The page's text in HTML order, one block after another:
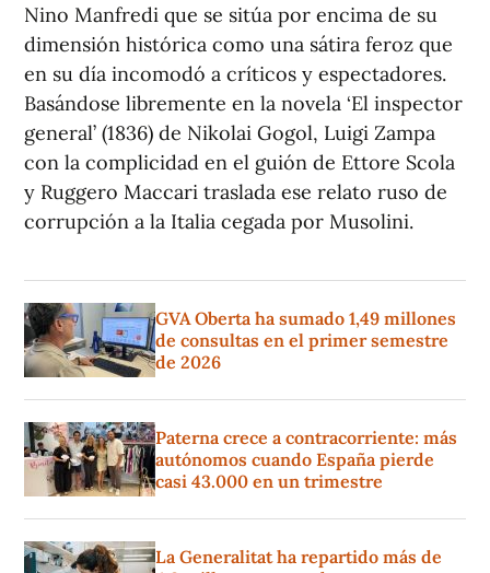
Nino Manfredi que se sitúa por encima de su
dimensión histórica como una sátira feroz que
en su día incomodó a críticos y espectadores.
Basándose libremente en la novela ‘El inspector
general’ (1836) de Nikolai Gogol, Luigi Zampa
con la complicidad en el guión de Ettore Scola
y Ruggero Maccari traslada ese relato ruso de
corrupción a la Italia cegada por Musolini.
GVA Oberta ha sumado 1,49 millones
de consultas en el primer semestre
de 2026
Paterna crece a contracorriente: más
autónomos cuando España pierde
casi 43.000 en un trimestre
La Generalitat ha repartido más de